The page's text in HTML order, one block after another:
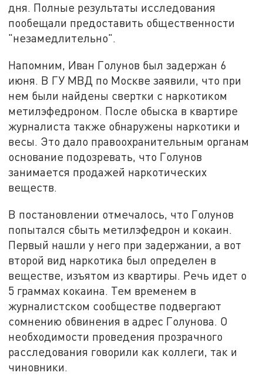
дня. Полные результаты исследования
пообещали предоставить общественности
"незамедлительно".
Напомним, Иван Голунов был задержан 6
июня. В ГУ МВД по Москве заявили, что при
нем были найдены свертки с наркотиком
метилэфедроном. После обыска в квартире
журналиста также обнаружены наркотики и
весы. Это дало правоохранительным органам
основание подозревать, что Голунов
занимается продажей наркотических
веществ.
В постановлении отмечалось, что Голунов
попытался сбыть метилэфедрон и кокаин.
Первый нашли у него при задержании, а вот
второй вид наркотика был определен в
веществе, изъятом из квартиры. Речь идет о
5 граммах кокаина. Тем временем в
журналистском сообществе подвергают
сомнению обвинения в адрес Голунова. О
необходимости проведения прозрачного
расследования говорили как коллеги, так и
чиновники.